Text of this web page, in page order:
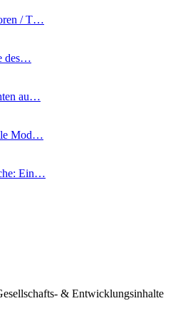
/ T…
des…
au…
Mod…
Ein…
& Entwicklungsinhalte